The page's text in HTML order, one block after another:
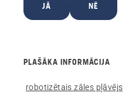
JĀ NĒ
PLAŠĀKA INFORMĀCIJA
robotizētais zāles pļāvējs